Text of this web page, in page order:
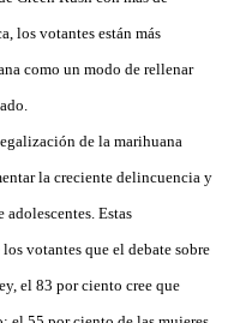
los votantes están más
como un modo de rellenar
de la marihuana
la creciente delincuencia y
Estas
votantes que el debate sobre
el 83 por ciento cree que